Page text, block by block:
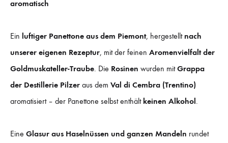
aromatisch
Ein luftiger Panettone aus dem Piemont, hergestellt nach
unserer eigenen Rezeptur, mit der feinen Aromenvielfalt der
Goldmuskateller-Traube. Die Rosinen wurden mitGrappa
der Destillerie Pilzer aus dem Val di Cembra (Trentino)
aromatisiert – der Panettone selbst enthält keinen Alkohol.
Eine Glasur aus Haselnüssen und ganzen Mandeln rundet